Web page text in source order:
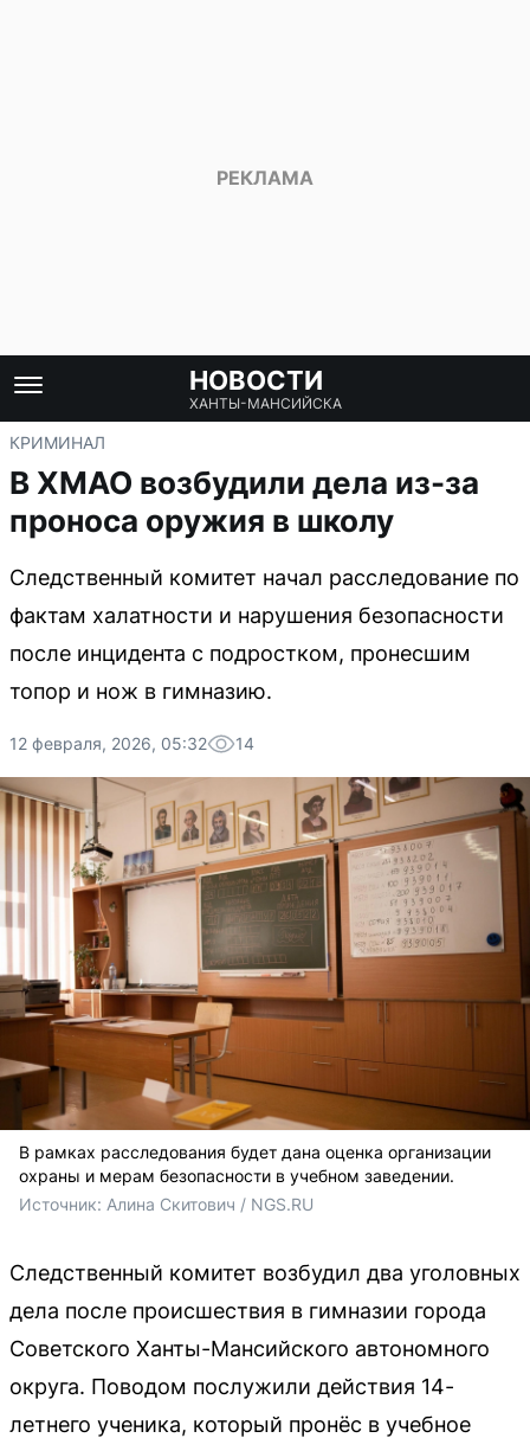
НОВОСТИ
ХАНТЫ-МАНСИЙСКА
КРИМИНАЛ
В ХМАО возбудили дела из-за
проноса оружия в школу
Следственный комитет начал расследование по
фактам халатности и нарушения безопасности
после инцидента с подростком, пронесшим
топор и нож в гимназию.
12 февраля, 2026, 05:32 14
В рамках расследования будет дана оценка организации
охраны и мерам безопасности в учебном заведении.
Источник: Алина Скитович / NGS.RU
Следственный комитет возбудил два уголовных
дела после происшествия в гимназии города
Советского Ханты-Мансийского автономного
округа. Поводом послужили действия 14-
летнего ученика, который пронёс в учебное